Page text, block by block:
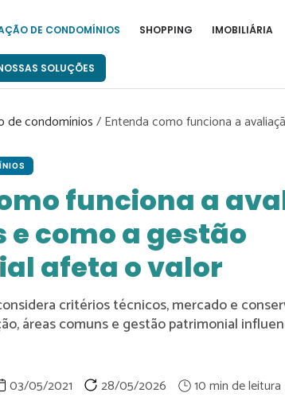
DE CONDOMÍNIOS SHOPPING IMOBILIÁRIA
SOLUÇÕES
de condomínios/Entenda como funciona a
funciona a
e como a gestão
afeta o valor
critérios técnicos, mercado e
áreas comuns e gestão patrimonial
03/05/2021 28/05/2026